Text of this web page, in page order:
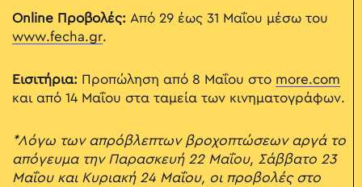
Online Προβολές: Από 29 έως 31 Μαΐου μέσω του
www.fecha.gr.
Εισιτήρια: Προπώληση από 8 Μαΐου στο more.com
και από 14 Μαΐου στα ταμεία των κινηματογράφων.
*Λόγω των απρόβλεπτων βροχοπτώσεων αργά το
απόγευμα την Παρασκευή 22 Μαΐου, Σάββατο 23
Μαΐου και Κυριακή 24 Μαΐου, οι προβολές στο